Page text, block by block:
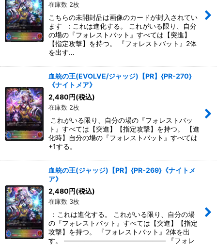
在庫数 2枚
こちらの未開封品は画像のカードが封入されてい
ます ：これは進化する。 これがいる限り、自分
の場の『フォレストバット』すべては【突進】
【指定攻撃】を持つ。 『フォレストバット』2体
を出す…
血統の王(EVOLVE/ジャッジ)【PR】{PR-270}
《ナイトメア》
2,480円(税込)
在庫数 2枚
これがいる限り、自分の場の『フォレストバッ
ト』すべては【突進】【指定攻撃】を持つ。 【進
化時】自分の場の『フォレストバット』すべては
+1する。
血統の王(ジャッジ)【PR】{PR-269}《ナイトメ
ア》
2,480円(税込)
在庫数 3枚
：これは進化する。 これがいる限り、自分の場
の『フォレストバット』すべては【突進】【指定
攻撃】を持つ。 『フォレストバット』2体を出
す。 ――――――――――――――― 『フォレ